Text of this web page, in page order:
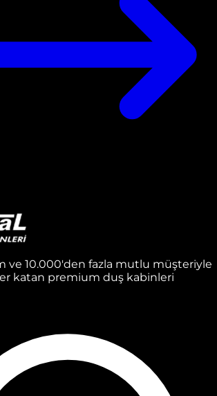
ve 10.000'den fazla mutlu müşteriyle
katan premium duş kabinleri